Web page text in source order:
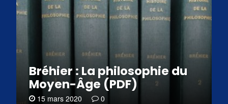
Bréhier : La philosophie du
Moyen-Âge (PDF)
15 mars 2020 0